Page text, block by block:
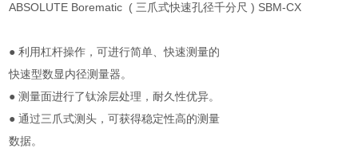
ABSOLUTE Borematic ( 三爪式快速孔径千分尺 ) SBM-CX
● 利用杠杆操作，可进行简单、快速测量的
快速型数显内径测量器。
● 测量面进行了钛涂层处理，耐久性优异。
● 通过三爪式测头，可获得稳定性高的测量
数据。